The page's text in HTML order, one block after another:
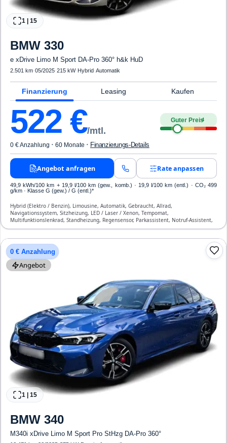
1 15
BMW 330
e xDrive Limo M Sport DA-Pro 360° h&k HuD
2.501 km·05/2025·215 kW· Hybrid·Automatik
Finanzierung Leasing Kaufen
522 €/mtl.
Guter Preis4
0 € Anzahlung · 60 Monate · Finanzierungs-Details
Angebot anfragen Rate anpassen
49,9 kWh/100 km + 19,9 l/100 km (gew., komb.) · 19,9 l/100 km (entl.) · CO₂ 499
g/km · Klasse G (gew.) / G (entl.)*
Hybrid (Elektro / Benzin), Limousine, Automatik, Gebraucht, Allrad,
Navigationssystem, Sitzheizung, LED / Laser / Xenon, Tempomat,
Multifunktionslenkrad, Standheizung, Regensensor, Parkassistent, Notruf-Assistent,
Lichtsensor, Head Up Display, Start/Stopp-Automatik, Bluetooth,
0 € Anzahlung
Angebot
1 15
BMW 340
M340i xDrive Limo M Sport Pro StHzg DA-Pro 360°